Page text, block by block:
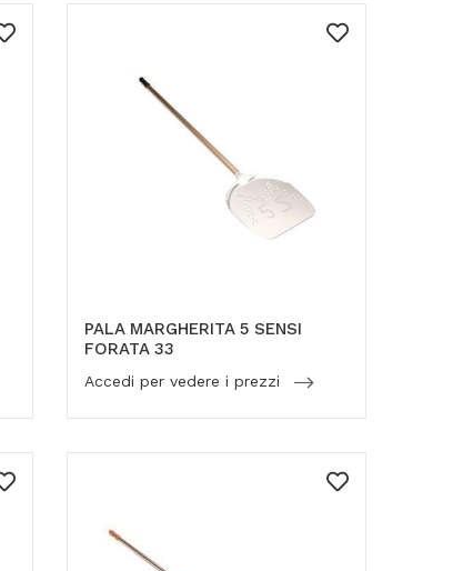
PALA MARGHERITA 5 SENSI
FORATA 33
Accedi per vedere i prezzi